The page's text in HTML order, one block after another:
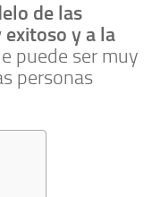
de las
y a la
puede ser muy
personas